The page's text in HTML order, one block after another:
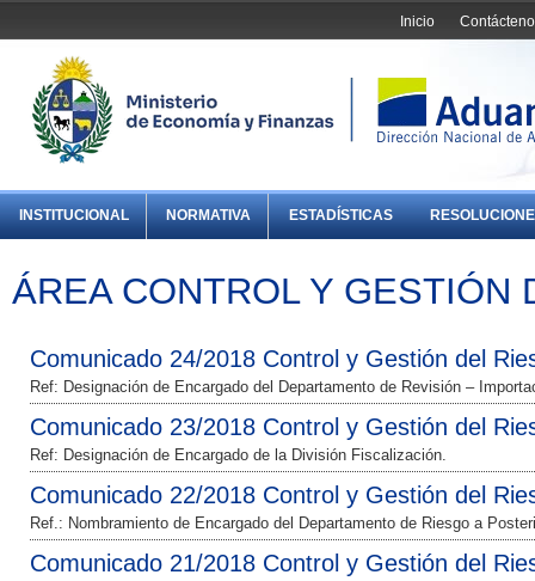
Inicio
INSTITUCIONAL NORMATIVA ESTADÍSTICAS
ÁREA CONTROL Y GESTIÓN
Comunicado 24/2018 Control y Gestión del
Ref: Designación de Encargado del Departamento de Revisión –
Comunicado 23/2018 Control y Gestión del
Ref: Designación de Encargado de la División Fiscalización.
Comunicado 22/2018 Control y Gestión del
Ref.: Nombramiento de Encargado del Departamento de Riesgo a
Comunicado 21/2018 Control y Gestión del